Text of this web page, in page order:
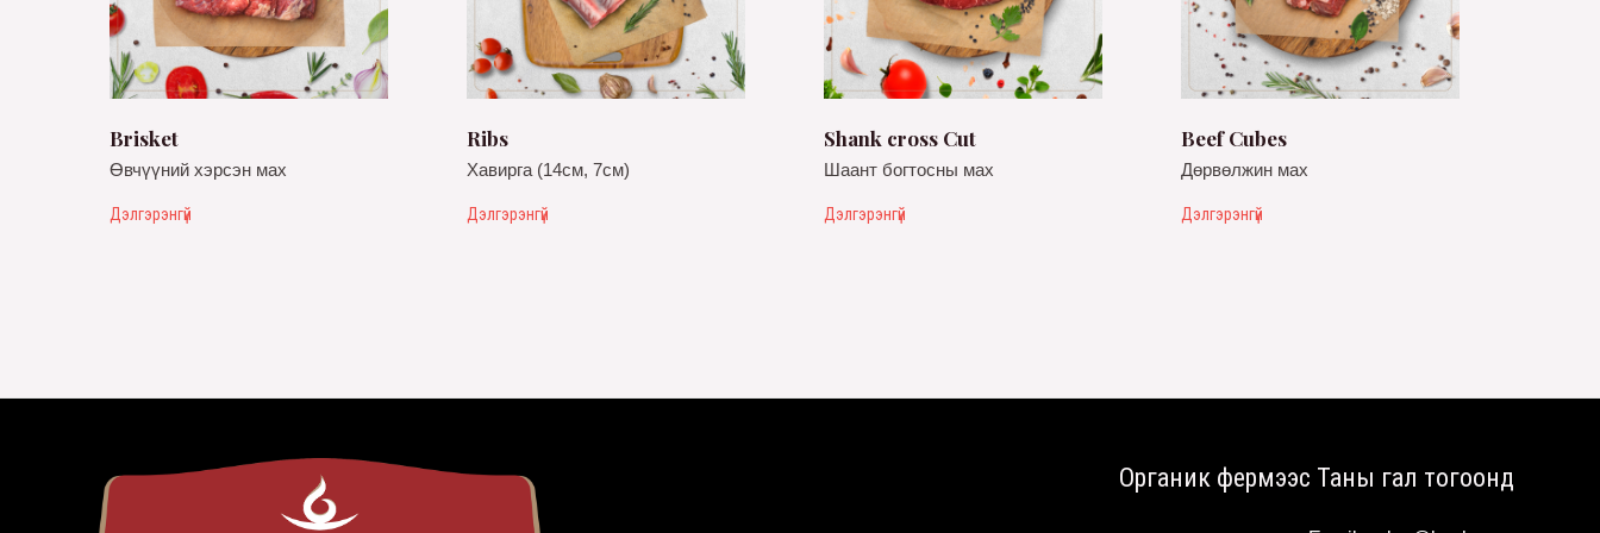
Brisket
Өвчүүний хэрсэн мах
Дэлгэрэнгүй
Ribs
Хавирга (14см, 7см)
Дэлгэрэнгүй
Shank cross Cut
Шаант богтосны мах
Дэлгэрэнгүй
Beef Cubes
Дөрвөлжин мах
Дэлгэрэнгүй
Органик фермээс Таны гал тогоонд